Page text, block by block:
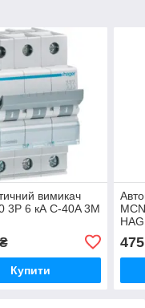
вимикач
3P 6 кА C-40A 3M
Купити
475